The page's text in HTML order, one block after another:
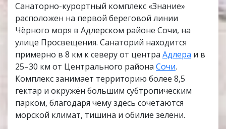
Санаторно-курортный комплекс «Знание»
расположен на первой береговой линии
Чёрного моря в Адлерском районе Сочи, на
улице Просвещения. Санаторий находится
примерно в 8 км к северу от центра Адлера и в
25–30 км от Центрального района Сочи.
Комплекс занимает территорию более 8,5
гектар и окружён большим субтропическим
парком, благодаря чему здесь сочетаются
морской климат, тишина и обилие зелени.